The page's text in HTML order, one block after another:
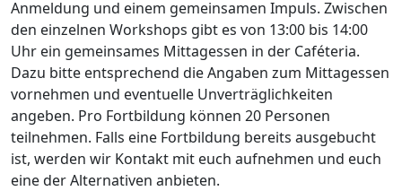
Anmeldung und einem gemeinsamen Impuls. Zwischen
den einzelnen Workshops gibt es von 13:00 bis 14:00
Uhr ein gemeinsames Mittagessen in der Caféteria.
Dazu bitte entsprechend die Angaben zum Mittagessen
vornehmen und eventuelle Unverträglichkeiten
angeben. Pro Fortbildung können 20 Personen
teilnehmen. Falls eine Fortbildung bereits ausgebucht
ist, werden wir Kontakt mit euch aufnehmen und euch
eine der Alternativen anbieten.